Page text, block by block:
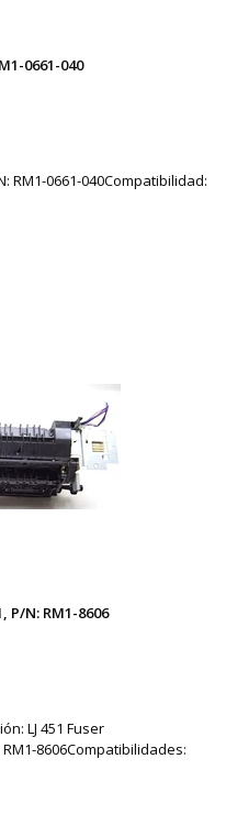
0661-040
RM1-0661-040Compatibilidad:
P/N: RM1-8606
LJ 451 Fuser
8606Compatibilidades: